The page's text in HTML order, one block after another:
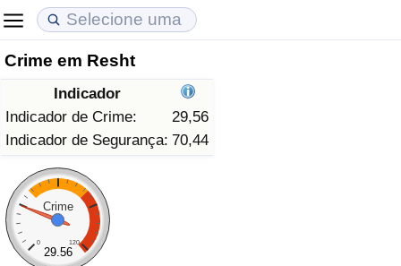
Crime em Resht
Indicador
Indicador de Crime:
29,56
Indicador de Segurança: 70,44
Crime
0 120
29.56
Custo de Vida
Indicador de Custo de Vida (Atual)
Indicador de Custo de Vida
Indicador de Custo de Vida Por País
em Aqaba
Preços de Imóveis
Indicador de Preços de Imóveis (Atual)
Indicador de Preços de Imóveis
Indicador de Preços de Imóveis por País
Qualidade de Vida
Indicador de Qualidade de Vida
Indicador de Qualidade de Vida (Atual)
Índice de qualidade de vida por país
Crime